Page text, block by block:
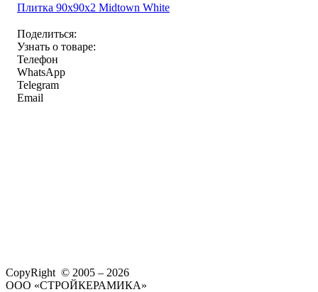
Плитка 90x90x2 Midtown White
Поделиться:
Узнать о товаре:
Телефон
WhatsApp
Telegram
Email
CopyRight © 2005 – 2026
ООО «СТРОЙКЕРАМИКА»